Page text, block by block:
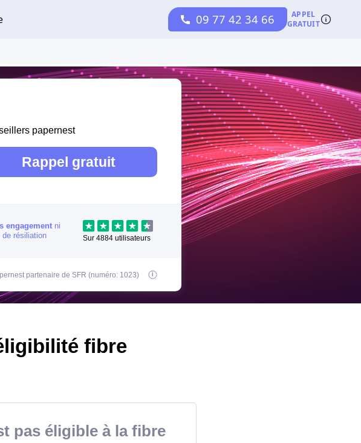
papernest
Rappel gratuit
engagement ni
de résiliation
Sur 4884utilisateurs
partenaire de SFR (numéro: 1023)
fibre
pas éligible à la fibre